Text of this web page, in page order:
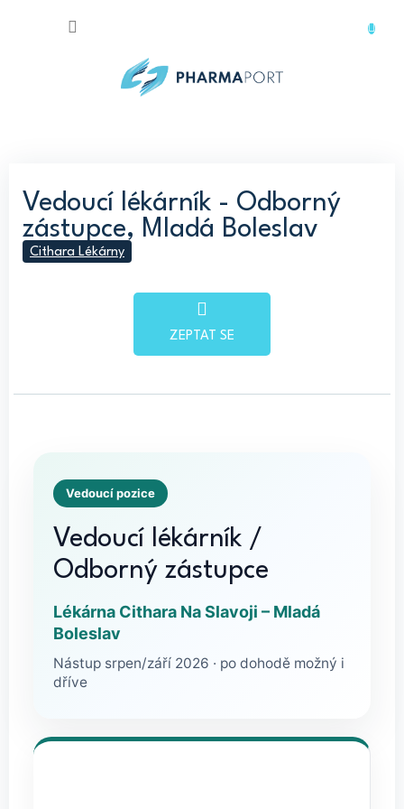
Vedoucí lékárník - Odborný
zástupce, Mladá Boleslav
Cithara Lékárny
ZEPTAT SE
Vedoucí pozice
Vedoucí lékárník /
Odborný zástupce
Lékárna Cithara Na Slavoji – Mladá
Boleslav
Nástup srpen/září 2026 · po dohodě možný i
dříve